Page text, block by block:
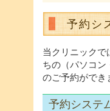
予約シ
当クリニックで
ちの（パソコン
のご予約ができ
予約システ